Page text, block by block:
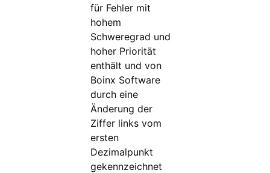
für Fehler mit
hohem
Schweregrad und
hoher Priorität
enthält und von
Boinx Software
durch eine
Änderung der
Ziffer links vom
ersten
Dezimalpunkt
gekennzeichnet